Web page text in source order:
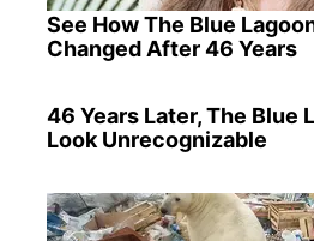
See How The Blue
Changed After 46 Years
46 Years Later, The Blue
Look Unrecognizable